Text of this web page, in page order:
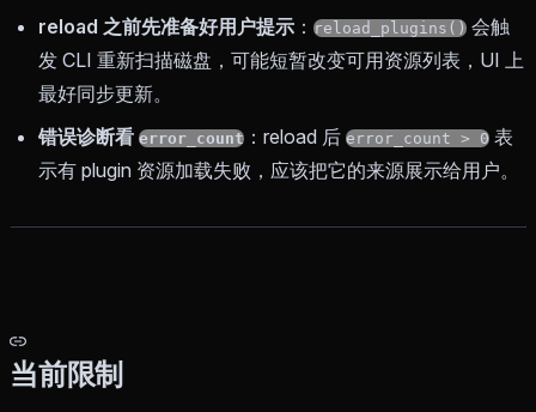
reload 之前先准备好用户提示 ： reload_plugins() 会触
发 CLI 重新扫描磁盘，可能短暂改变可用资源列表，UI 上
最好同步更新。
错误诊断看 error_count ：reload 后 error_count > 0 表
示有 plugin 资源加载失败，应该把它的来源展示给用户。
当前限制